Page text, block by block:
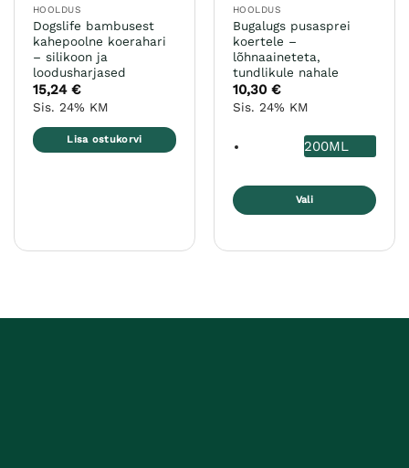
HOOLDUS
Dogslife bambusest
kahepoolne koerahari
– silikoon ja
loodusharjased
15,24 €
Sis. 24% KM
Lisa ostukorvi
HOOLDUS
Bugalugs pusasprei
koertele –
lõhnaaineteta,
tundlikule nahale
10,30 €
Sis. 24% KM
200ML
Vali
Valikuid